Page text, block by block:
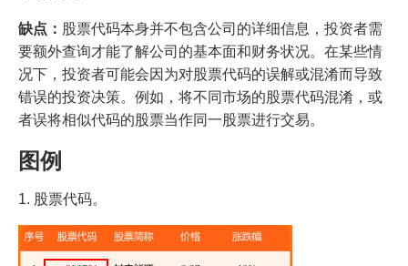
缺点： 股票代码本身并不包含公司的详细信息，投资者需
要额外查询才能了解公司的基本面和财务状况。在某些情
况下，投资者可能会因为对股票代码的误解或混淆而导致
错误的投资决策。例如，将不同市场的股票代码混淆，或
者误将相似代码的股票当作同一股票进行交易。
图例
1. 股票代码。